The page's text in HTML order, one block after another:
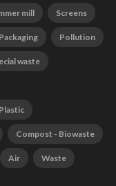
mill Screens
Packaging Pollution
waste
Plastic
Compost - Biowaste
Air Waste